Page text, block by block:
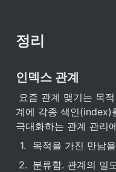
정리
인덱스 관계
계에 각종 색인(index)
극대화하는 관계 관리
1.
목적을 가진 만남
2. 분류함. 관계의 밀